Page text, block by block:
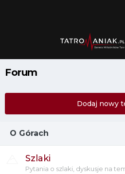
Forum
Dodaj nowy
O Górach
Szlaki
Pytania o szlaki, dyskusje na